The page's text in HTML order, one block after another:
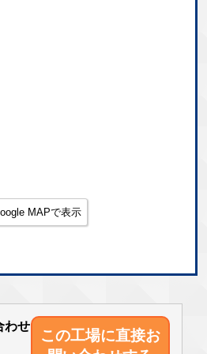
MAPで表示
わせ
この工場に直接お